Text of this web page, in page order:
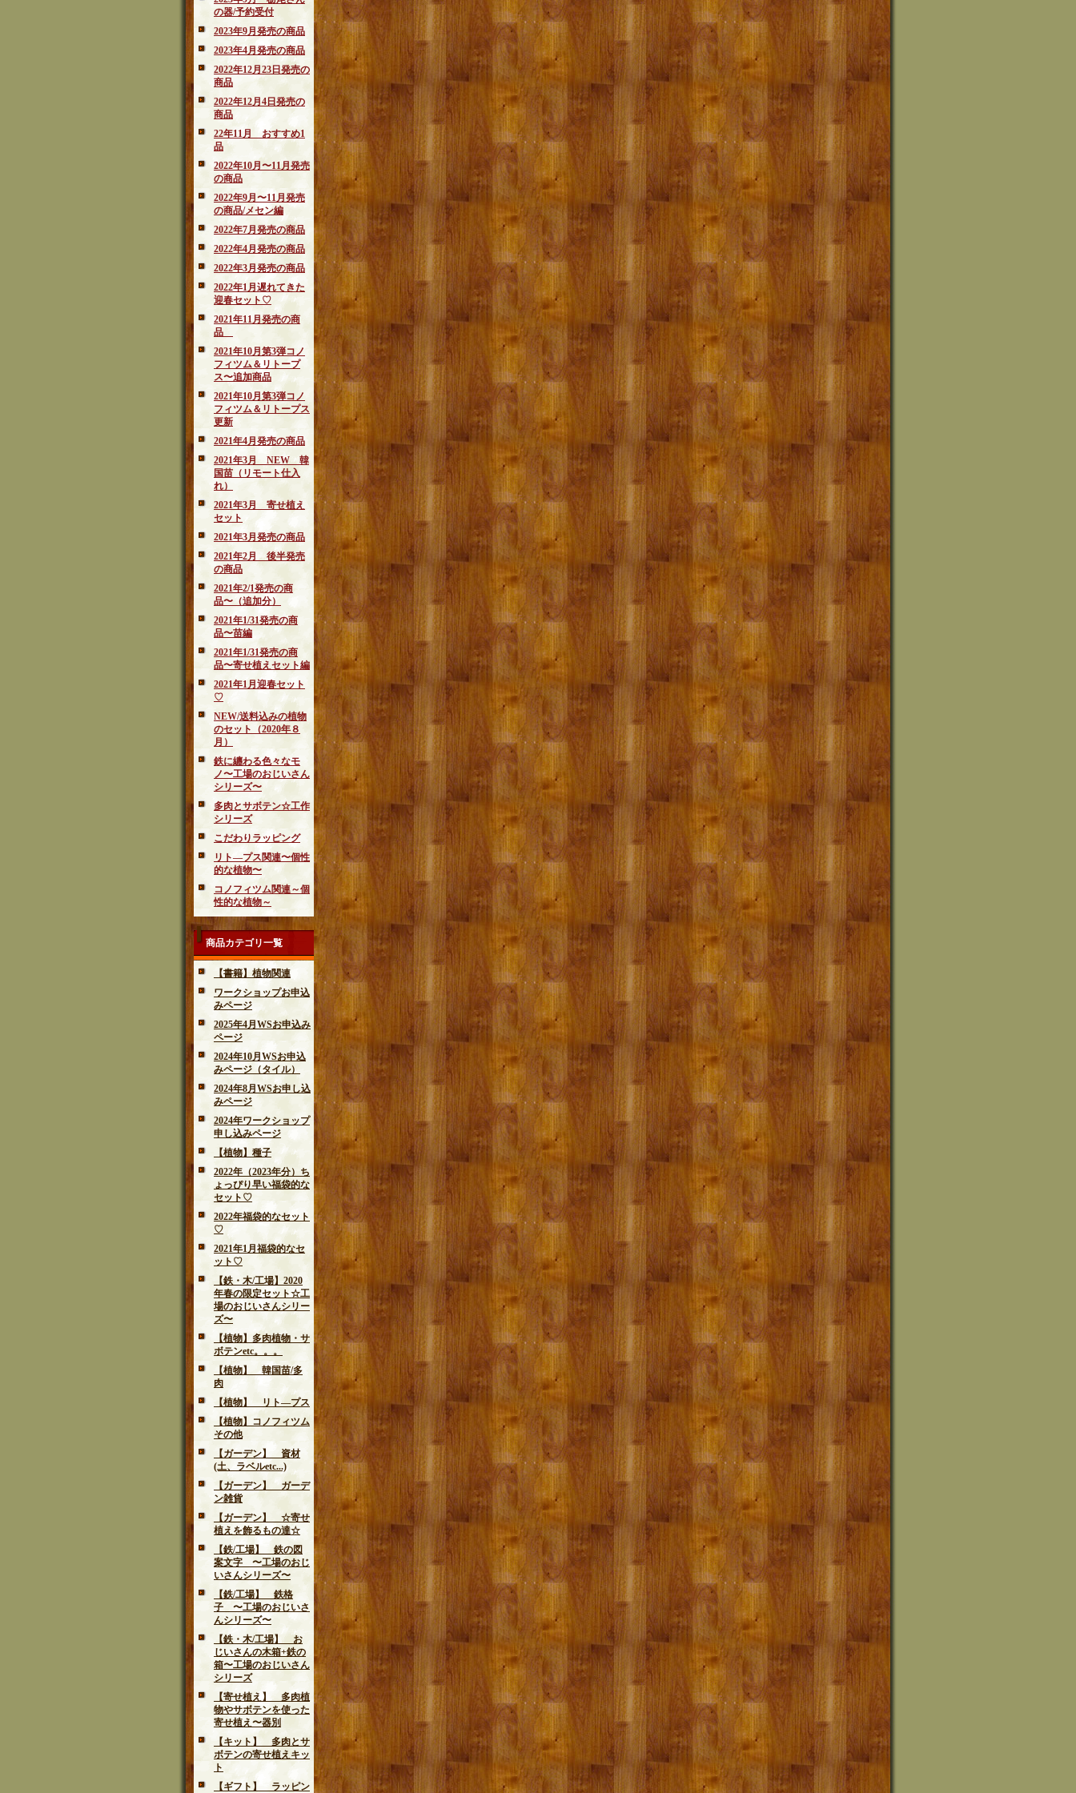
の器/予約受付
2023年9月発売の商品
2023年4月発売の商品
2022年12月23日発売の
商品
2022年12月4日発売の
商品
22年11月 おすすめ1
品
2022年10月〜11月発売
の商品
2022年9月〜11月発売
の商品/メセン編
2022年7月発売の商品
2022年4月発売の商品
2022年3月発売の商品
2022年1月遅れてきた
迎春セット♡
2021年11月発売の商
品
2021年10月第3弾コノ
フィツム＆リトープ
ス〜追加商品
2021年10月第3弾コノ
フィツム＆リトープス
更新
2021年4月発売の商品
2021年3月 NEW 韓
国苗（リモート仕入
れ）
2021年3月 寄せ植え
セット
2021年3月発売の商品
2021年2月 後半発売
の商品
2021年2/1発売の商
品〜（追加分）
2021年1/31発売の商
品〜苗編
2021年1/31発売の商
品〜寄せ植えセット編
2021年1月迎春セット
♡
NEW/送料込みの植物
のセット（2020年８
月）
鉄に纏わる色々なモ
ノ〜工場のおじいさん
シリーズ〜
多肉とサボテン☆工作
シリーズ
こだわりラッピング
リト―プス関連〜個性
的な植物〜
コノフィツム関連～個
性的な植物～
商品カテゴリ一覧
【書籍】植物関連
ワークショップお申込
みページ
2025年4月WSお申込み
ページ
2024年10月WSお申込
みページ（タイル）
2024年8月WSお申し込
みページ
2024年ワークショップ
申し込みページ
【植物】種子
2022年（2023年分）ち
ょっぴり早い福袋的な
セット♡
2022年福袋的なセット
♡
2021年1月福袋的なセ
ット♡
【鉄・木/工場】2020
年春の限定セット☆工
場のおじいさんシリー
ズ〜
【植物】多肉植物・サ
ボテンetc。。。
【植物】 韓国苗/多
肉
【植物】 リト―プス
【植物】コノフィツム
その他
【ガーデン】 資材
(土、ラベルetc...)
【ガーデン】 ガーデ
ン雑貨
【ガーデン】 ☆寄せ
植えを飾るもの達☆
【鉄/工場】 鉄の図
案文字 〜工場のおじ
いさんシリーズ〜
【鉄/工場】 鉄格
子 〜工場のおじいさ
んシリーズ〜
【鉄・木/工場】 お
じいさんの木箱+鉄の
箱〜工場のおじいさん
シリーズ
【寄せ植え】 多肉植
物やサボテンを使った
寄せ植え〜器別
【キット】 多肉とサ
ボテンの寄せ植えキッ
ト
【ギフト】 ラッピン